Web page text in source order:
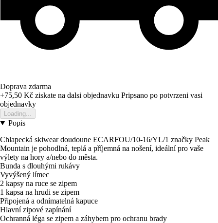
Doprava zdarma
+75,50 Kč ziskate na dalsi objednavku Pripsano po potvrzeni vasi
objednavky
Loading...
Popis
Chlapecká skiwear doudoune ECARFOU/10-16/YL/1 značky Peak
Mountain je pohodlná, teplá a příjemná na nošení, ideální pro vaše
výlety na hory a/nebo do města.
Bunda s dlouhými rukávy
Vyvýšený límec
2 kapsy na ruce se zipem
1 kapsa na hrudi se zipem
Připojená a odnímatelná kapuce
Hlavní zipové zapínání
Ochranná léga se zipem a záhybem pro ochranu brady